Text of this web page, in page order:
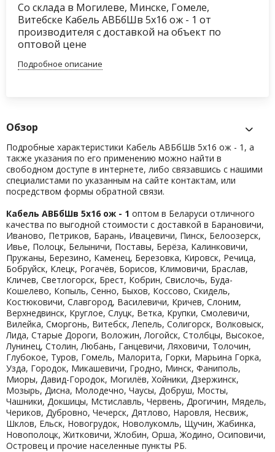
Со склада в Могилеве, Минске, Гомеле,
Витебске Кабель АВБбШв 5х16 ож - 1 от
производителя с доставкой на объект по
оптовой цене
Подробное описание
Обзор
Подробные характеристики Кабель АВБбШв 5х16 ож - 1, а
также указания по его применению можно найти в
свободном доступе в интернете, либо связавшись с нашими
специалистами по указанным на сайте контактам, или
посредством формы обратной связи.
Кабель АВБбШв 5х16 ож - 1 оптом в Беларуси отличного
качества по выгодной стоимости с доставкой в Барановичи,
Иваново, Петриков, Барань, Ивацевичи, Пинск, Белоозерск,
Ивье, Полоцк, Белыничи, Поставы, Берёза, Калинковичи,
Пружаны, Березино, Каменец, Березовка, Кировск, Речица,
Бобруйск, Клецк, Рогачёв, Борисов, Климовичи, Браслав,
Кличев, Светлогорск, Брест, Кобрин, Свислочь, Буда-
Кошелево, Копыль, Сенно, Быхов, Коссово, Скидель,
Костюковичи, Славгород, Василевичи, Кричев, Слоним,
Верхнедвинск, Круглое, Слуцк, Ветка, Крупки, Смолевичи,
Вилейка, Сморгонь, Витебск, Лепель, Солигорск, Волковыск,
Лида, Старые Дороги, Воложин, Логойск, Столбцы, Высокое,
Лунинец, Столин, Любань, Ганцевичи, Ляховичи, Толочин,
Глубокое, Туров, Гомель, Малорита, Горки, Марьина Горка,
Узда, Городок, Микашевичи, Гродно, Минск, Фаниполь,
Миоры, Давид-Городок, Могилёв, Хойники, Дзержинск,
Мозырь, Дисна, Молодечно, Чаусы, Добруш, Мосты,
Чашники, Докшицы, Мстиславль, Червень, Дрогичин, Мядель,
Чериков, Дубровно, Чечерск, Дятлово, Наровля, Несвиж,
Шклов, Ельск, Новогрудок, Новолукомль, Щучин, Жабинка,
Новополоцк, Житковичи, Жлобин, Орша, Жодино, Осиповичи,
Островец и прочие населенные пункты РБ.